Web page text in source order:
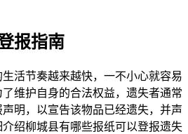
报指南
活节奏越来越快，一不小心就容易
维护自身的合法权益，遗失者通常
明，以宣告该物品已经遗失，并声
绍柳城县有哪些报纸可以登报遗失